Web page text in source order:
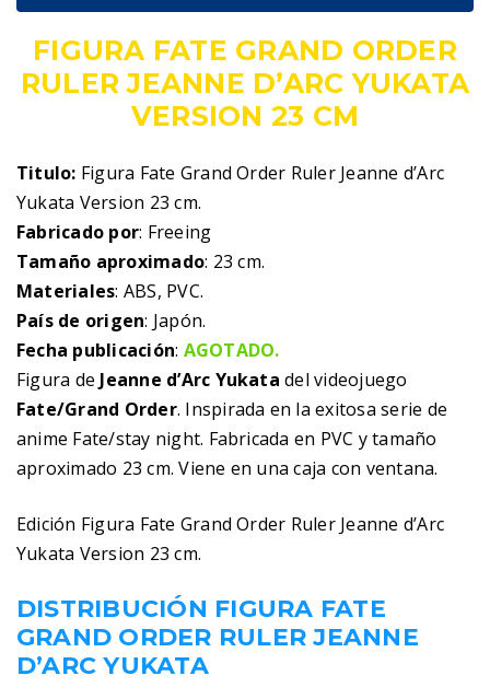
FIGURA FATE GRAND ORDER
RULER JEANNE D’ARC YUKATA
VERSION 23 CM
Titulo: Figura Fate Grand Order Ruler Jeanne d’Arc
Yukata Version 23 cm.
Fabricado por: Freeing
Tamaño aproximado: 23 cm.
Materiales: ABS, PVC.
País de origen: Japón.
Fecha publicación: AGOTADO.
Figura de Jeanne d’Arc Yukata del videojuego
Fate/Grand Order. Inspirada en la exitosa serie de
anime Fate/stay night. Fabricada en PVC y tamaño
aproximado 23 cm. Viene en una caja con ventana.
Edición Figura Fate Grand Order Ruler Jeanne d’Arc
Yukata Version 23 cm.
DISTRIBUCIÓN FIGURA FATE
GRAND ORDER RULER JEANNE
D’ARC YUKATA